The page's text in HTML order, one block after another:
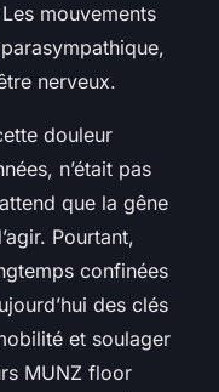
mouvements
nerveux.
douleur
n’était pas
que la gêne
Pourtant,
confinées
des clés
et soulager
MUNZ floor